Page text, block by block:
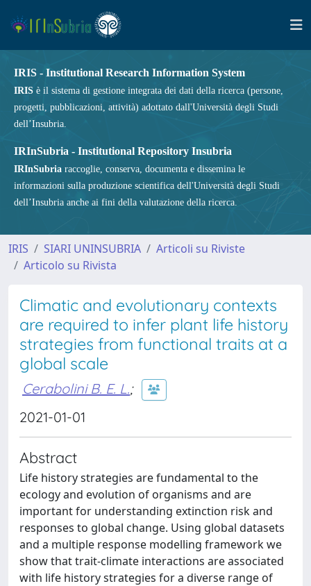
IRIS - Institutional Research Information System
IRIS è il sistema di gestione integrata dei dati della ricerca (persone,
progetti, pubblicazioni, attività) adottato dall'Università degli Studi
dell’Insubria.
IRInSubria - Institutional Repository Insubria
IRInSubria raccoglie, conserva, documenta e dissemina le
informazioni sulla produzione scientifica dell'Università degli Studi
dell’Insubria anche ai fini della valutazione della ricerca.
IRIS SIARI UNINSUBRIA
Articoli su Riviste
Articolo su Rivista
Climatic and evolutionary contexts
are required to infer plant life history
strategies from functional traits at a
global scale
Cerabolini B. E. L.;
2021-01-01
Abstract
Life history strategies are fundamental to the
ecology and evolution of organisms and are
important for understanding extinction risk and
responses to global change. Using global datasets
and a multiple response modelling framework we
show that trait-climate interactions are associated
with life history strategies for a diverse range of